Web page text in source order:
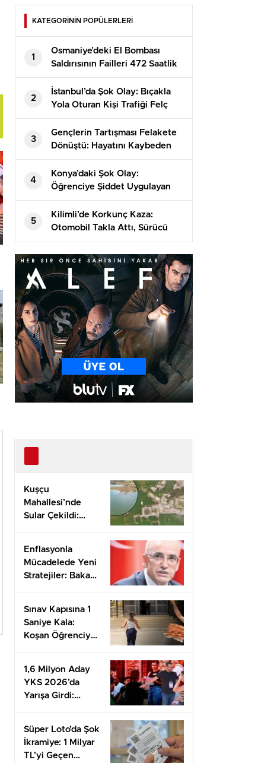
KATEGORİNİN POPÜLERLERİ
1
Osmaniye’deki El Bombası
Saldırısının Failleri 472 Saatlik
Kamera İncelemesiyle
Yakalandı!
2
İstanbul’da Şok Olay: Bıçakla
Yola Oturan Kişi Trafiği Felç
Etti!
3
Gençlerin Tartışması Felakete
Dönüştü: Hayatını Kaybeden
Alperen’in Dramı
4
Konya’daki Şok Olay:
Öğrenciye Şiddet Uygulayan
Görevli Tutuklandı!
5
Kilimli’de Korkunç Kaza:
Otomobil Takla Attı, Sürücü
Ağır Yaralı
Kuşçu
Mahallesi’nde
Sular Çekildi:
Umut Dolu
Mesajlar
Enflasyonla
Mücadelede Yeni
Stratejiler: Bakan
Açıklamalar
Sınav Kapısına 1
Saniye Kala:
Koşan Öğrenciye
1,6 Milyon Aday
YKS 2026’da
Yarışa Girdi:
Süper Loto’da Şok
İkramiye: 1 Milyar
TL’yi Geçen